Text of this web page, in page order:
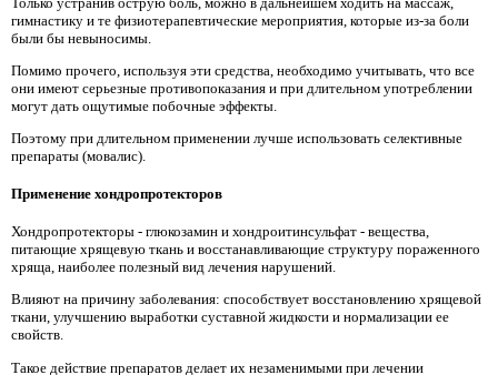
гимнастику и те физиотерапевтические мероприятия, которые из-за боли
были бы невыносимы.
Помимо прочего, используя эти средства, необходимо учитывать, что все
они имеют серьезные противопоказания и при длительном употреблении
могут дать ощутимые побочные эффекты.
Поэтому при длительном применении лучше использовать селективные
препараты (мовалис).
Применение хондропротекторов
Хондропротекторы - глюкозамин и хондроитинсульфат - вещества,
питающие хрящевую ткань и восстанавливающие структуру пораженного
хряща, наиболее полезный вид лечения нарушений.
Влияют на причину заболевания: способствует восстановлению хрящевой
ткани, улучшению выработки суставной жидкости и нормализации ее
свойств.
Такое действие препаратов делает их незаменимыми при лечении